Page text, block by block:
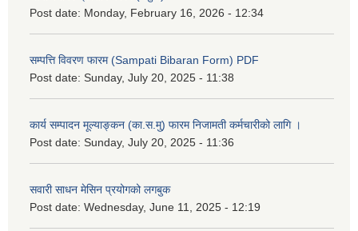
Post date: Monday, February 16, 2026 - 12:34
सम्पत्ति विवरण फारम (Sampati Bibaran Form) PDF
Post date: Sunday, July 20, 2025 - 11:38
कार्य सम्पादन मूल्याङ्कन (का.स.मु) फारम निजामती कर्मचारीको लागि ।
Post date: Sunday, July 20, 2025 - 11:36
सवारी साधन मेसिन प्रयोगको लगबुक
Post date: Wednesday, June 11, 2025 - 12:19